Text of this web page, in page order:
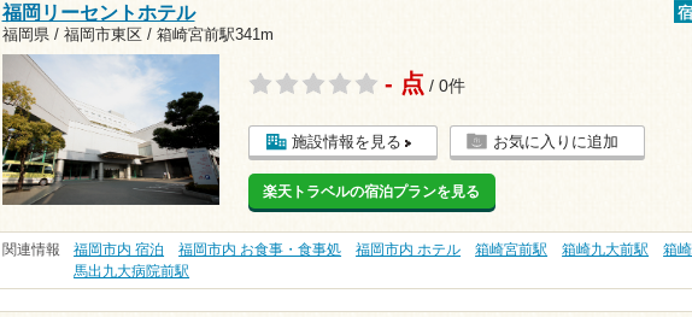
福岡リーセントホテル
福岡県 / 福岡市東区 / 箱崎宮前駅341m
- 点 / 0件
施設情報を見る お気に入りに追加
楽天トラベルの宿泊プランを見る
関連情報 福岡市内 宿泊 福岡市内 お食事・食事処 福岡市内 ホテル 箱崎宮前駅 箱崎九大前駅
箱
馬出九大病院前駅